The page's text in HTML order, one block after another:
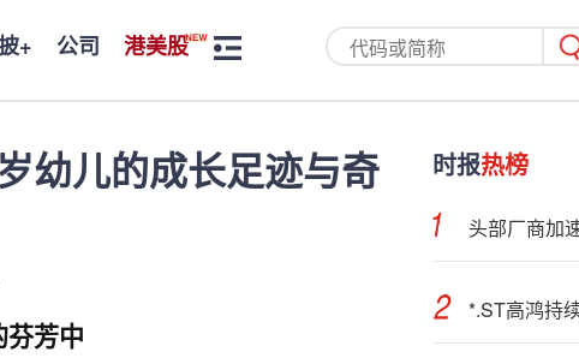
+ 公司 港美股
幼儿的成长足迹与奇
芳中
时报热榜